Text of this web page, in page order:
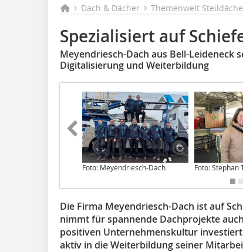
Dach & Dächer Themenwelt
Spezialisiert auf
Meyendriesch-Dach aus Bell-Leideneck
Digitalisierung und Weiterbildung
Foto: Meyendriesch-Dach Foto: Stephan
Die Firma Meyendriesch-Dach ist auf
nimmt für spannende Dachprojekte
positiven Unternehmenskultur
aktiv in die Weiterbildung seiner